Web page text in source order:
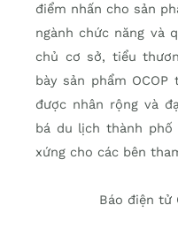
điểm nhấn cho sản
ngành chức năng và
chủ cơ sở, tiểu
bày sản phẩm
được nhân rộng và
bá du lịch thành
xứng cho các bên
Báo điện tử